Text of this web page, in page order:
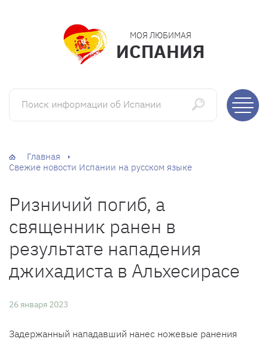
МОЯ ЛЮБИМАЯ
ИСПАНИЯ
Поиск информации об Испании
Главная
Свежие новости Испании на русском языке
Ризничий погиб, а
священник ранен в
результате нападения
джихадиста в Альхесирасе
26 января 2023
Задержанный нападавший нанес ножевые ранения